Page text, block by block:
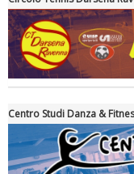
Ddl Lobby, Uisp: “Il
Centro Studi Danza &